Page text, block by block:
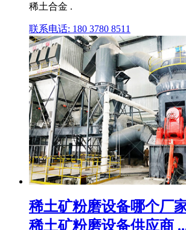
稀土合金 .
联系电话: 180 3780 8511
稀土矿粉磨设备哪个厂
稀土矿粉磨设备供应商